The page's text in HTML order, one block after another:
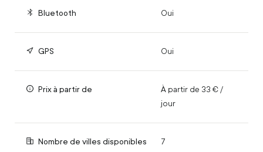
Bluetooth Oui
GPS Oui
Prix à partir de
À partir de 33 € /
jour
Nombre de villes disponibles 7